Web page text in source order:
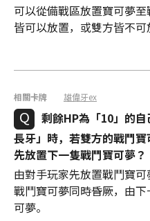
可以從備戰區放置寶可夢
皆可以放置，或雙方皆不可
相關卡牌 雄偉牙ex
剩餘HP為「10」的
長牙」時，若雙方的戰鬥
先放置下一隻戰鬥寶可夢？
由對手玩家先放置戰鬥寶
戰鬥寶可夢同時昏厥，由
可夢。